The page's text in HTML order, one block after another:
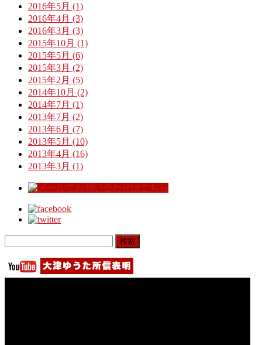
2016年5月 (1)
2016年4月 (3)
2016年3月 (3)
2015年10月 (1)
2015年5月 (6)
2015年3月 (2)
2015年2月 (5)
2014年10月 (2)
2014年7月 (1)
2013年7月 (2)
2013年6月 (7)
2013年5月 (10)
2013年4月 (16)
2013年3月 (1)